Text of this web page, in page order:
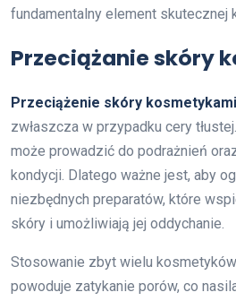
fundamentalny element skutecznej
Przeciążanie skóry
Przeciążenie skóry kosmetykami
zwłaszcza w przypadku cery
może prowadzić do podrażnień
kondycji. Dlatego ważne jest, aby
niezbędnych preparatów, które
skóry i umożliwiają jej oddychanie.
Stosowanie zbyt wielu
powoduje zatykanie porów, co